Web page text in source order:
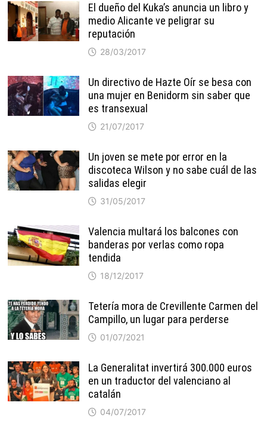
El dueño del Kuka’s anuncia un libro y
medio Alicante ve peligrar su
reputación
28/03/2017
Un directivo de Hazte Oír se besa con
una mujer en Benidorm sin saber que
es transexual
21/07/2017
Un joven se mete por error en la
discoteca Wilson y no sabe cuál de las
salidas elegir
31/05/2017
Valencia multará los balcones con
banderas por verlas como ropa
tendida
18/12/2017
Tetería mora de Crevillente Carmen del
Campillo, un lugar para perderse
01/07/2021
La Generalitat invertirá 300.000 euros
en un traductor del valenciano al
catalán
04/07/2017